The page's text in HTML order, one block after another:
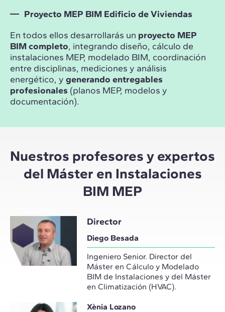
Proyecto MEP BIM Edificio de Viviendas
En todos ellos desarrollarás un proyecto MEP
BIM completo, integrando diseño, cálculo de
instalaciones MEP, modelado BIM, coordinación
entre disciplinas, mediciones y análisis
energético, y generando entregables
profesionales (planos MEP, modelos y
documentación).
Nuestros profesores y expertos
del Máster en Instalaciones
BIM MEP
Director
Diego Besada
Ingeniero Senior. Director del
Máster en Cálculo y Modelado
BIM de Instalaciones y del Máster
en Climatización (HVAC).
Xènia Lozano